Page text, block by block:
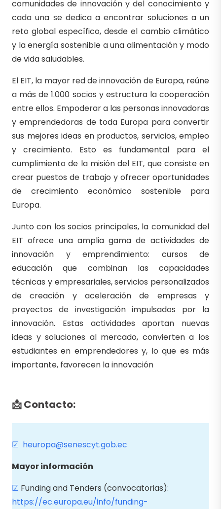
comunidades de innovación y del conocimiento y
cada una se dedica a encontrar soluciones a un
reto global específico, desde el cambio climático
y la energía sostenible a una alimentación y modo
de vida saludables.
El EIT, la mayor red de innovación de Europa, reúne
a más de 1.000 socios y estructura la cooperación
entre ellos. Empoderar a las personas innovadoras
y emprendedoras de toda Europa para convertir
sus mejores ideas en productos, servicios, empleo
y crecimiento. Esto es fundamental para el
cumplimiento de la misión del EIT, que consiste en
crear puestos de trabajo y ofrecer oportunidades
de crecimiento económico sostenible para
Europa.
Junto con los socios principales, la comunidad del
EIT ofrece una amplia gama de actividades de
innovación y emprendimiento: cursos de
educación que combinan las capacidades
técnicas y empresariales, servicios personalizados
de creación y aceleración de empresas y
proyectos de investigación impulsados por la
innovación. Estas actividades aportan nuevas
ideas y soluciones al mercado, convierten a los
estudiantes en emprendedores y, lo que es más
importante, favorecen la innovación
📩 Contacto:
☑ heuropa@senescyt.gob.ec
Mayor información
☑ Funding and Tenders (convocatorias):
https://ec.europa.eu/info/funding-